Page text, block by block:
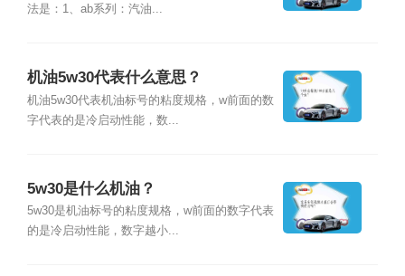
法是：1、ab系列：汽油...
机油5w30代表什么意思？
机油5w30代表机油标号的粘度规格，w前面的数
字代表的是冷启动性能，数...
5w30是什么机油？
5w30是机油标号的粘度规格，w前面的数字代表
的是冷启动性能，数字越小...